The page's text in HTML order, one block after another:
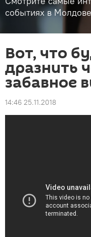
событиях в
Вот, что
дразнить
забавное
14:46 25.11.2018